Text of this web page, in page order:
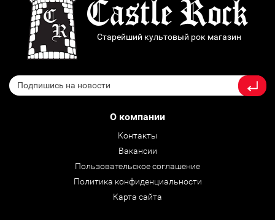
Старейший культовый рок магазин
О компании
Контакты
Вакансии
Пользовательское соглашение
Политика конфиденциальности
Карта сайта